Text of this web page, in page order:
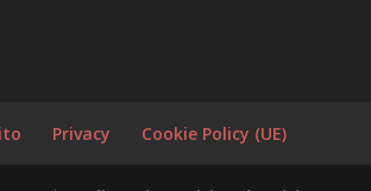
Privacy Cookie Policy (UE)